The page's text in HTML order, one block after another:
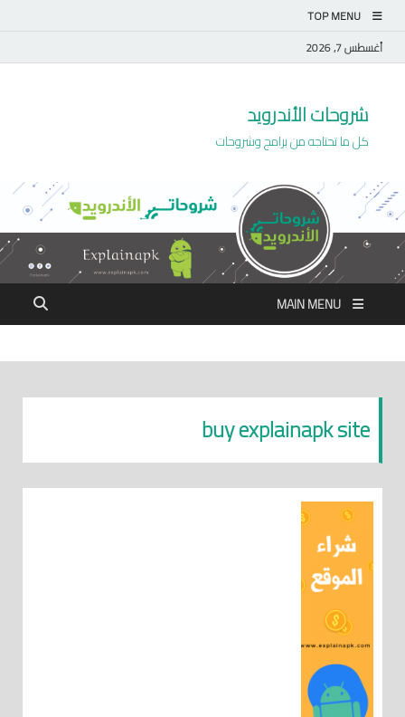
TOP MENU
أغسطس 7, 2026
شروحات الأندرويد
كل ما تحتاجه من برامج وشروحات
MAIN MENU
buy explainapk site